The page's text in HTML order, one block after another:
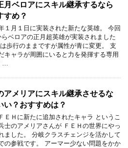
月ベロアにスキル継承するなら
すめ？
１月１日に実装された新たな英雄。 今回
ベロアの正月超英雄が実装されました
歩行のままですが属性が青に変更。 支
キャラが周囲にいると力を発揮する専用
…
アメリアにスキル継承させるな
い？おすすめは？
ＥＨに新たに追加されたキャラ というこ
士のアメリアさんが ＦＥＨの世界にやっ
ました。 分岐クラスチェンジを活かして
の参戦です。 アーマー少ない問題をかか